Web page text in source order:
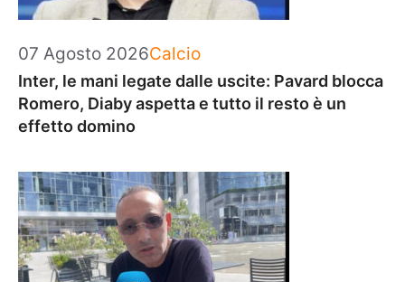
07 Agosto 2026Categorie
Calcio
Inter, le mani legate dalle uscite: Pavard blocca
Romero, Diaby aspetta e tutto il resto è un
effetto domino